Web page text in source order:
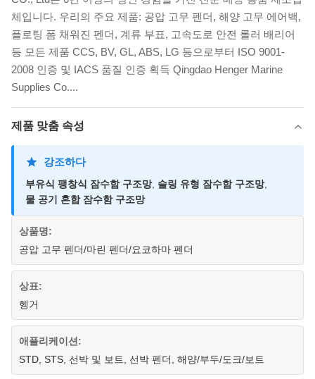
체입니다. 우리의 주요 제품: 공압 고무 펜더, 해양 고무 에어백,
플로팅 폼 채워진 펜더, 계류 부표, 고속도로 안전 롤러 배리어
등 모든 제품 CCS, BV, GL, ABS, LG 등으로부터 ISO 9001-
2008 인증 및 IACS 품질 인증 획득 Qingdao Henger Marine
Supplies Co....
제품 맞춤 속성
강조하다
부유식 팽창식 잠수함 구조망, 슬링 유형 잠수함 구조망,
물 공기 혼합 잠수함 구조망
상품명:
공압 고무 펜더/마린 펜더/요코하마 펜더
상표:
헹거
애플리케이션:
STD, STS, 선박 및 보트, 선박 펜더, 해양/부두/도크/보트